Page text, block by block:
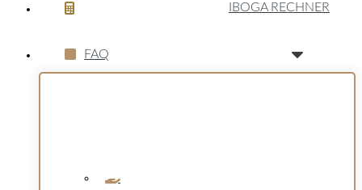
IBOGA RECHNER
FAQ